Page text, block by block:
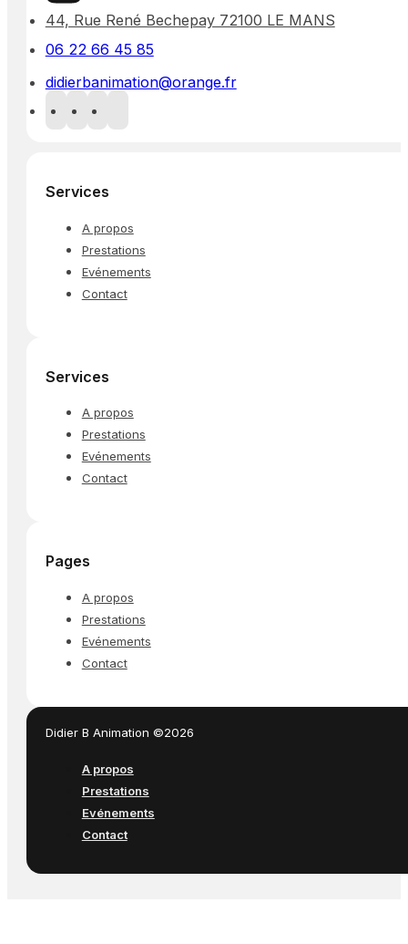
44, Rue René Bechepay 72100 LE MANS
06 22 66 45 85
didierbanimation@orange.fr
Services
A propos
Prestations
Evénements
Contact
Services
A propos
Prestations
Evénements
Contact
Pages
A propos
Prestations
Evénements
Contact
Didier B Animation ©2026
A propos
Prestations
Evénements
Contact